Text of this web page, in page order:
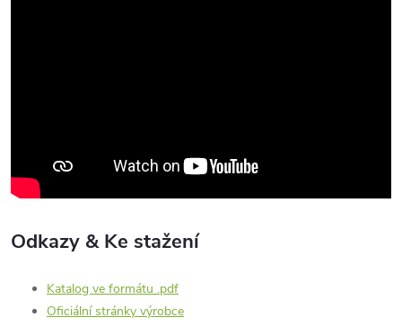
Odkazy & Ke stažení
Katalog ve formátu .pdf
Oficiální stránky výrobce